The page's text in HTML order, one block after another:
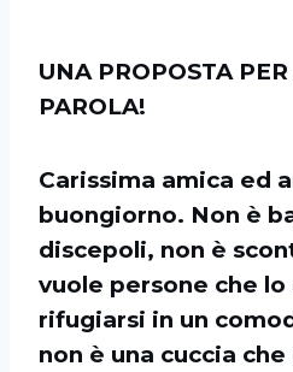
UNA PROPOSTA
PAROLA!
Carissima amica ed
buongiorno. Non è
discepoli, non è
vuole persone che
rifugiarsi in un
non è una cuccia